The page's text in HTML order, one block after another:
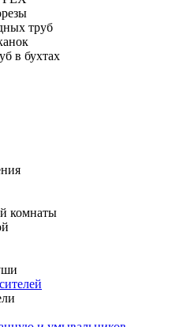
труб
в бухтах
комнаты